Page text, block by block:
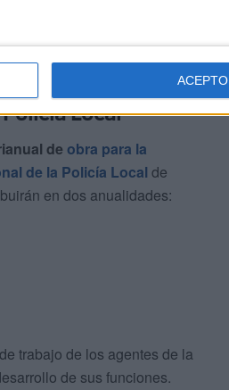
ACEPTO
ciudad, reforzando áreas
Local
de obra para la
de la Policía Local de
en dos anualidades:
trabajo de los agentes de la
de sus funciones.